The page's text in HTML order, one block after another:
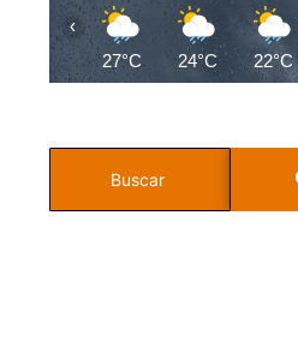
27°C 24°C 22°C
‹